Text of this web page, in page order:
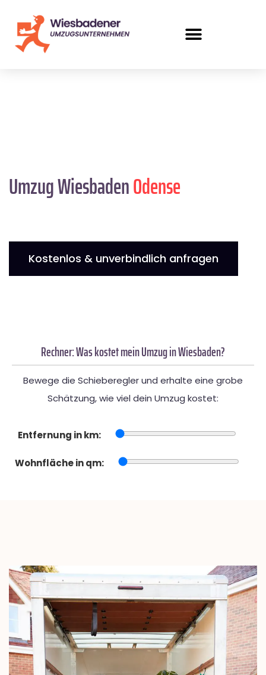
Umzug WiesbadenOdense
Kostenlos & unverbindlich anfragen
Rechner: Was kostet mein Umzug in Wiesbaden?
Bewege die Schieberegler und erhalte eine grobe
Schätzung, wie viel dein Umzug kostet:
Entfernung in km:
Wohnfläche in qm: